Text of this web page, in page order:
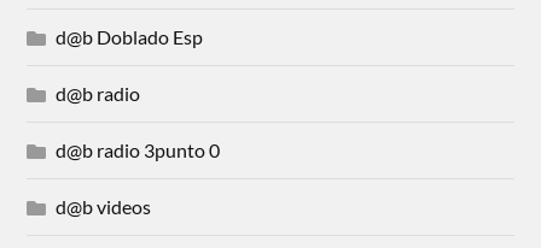
d@b Doblado Esp
d@b radio
d@b radio 3punto 0
d@b videos